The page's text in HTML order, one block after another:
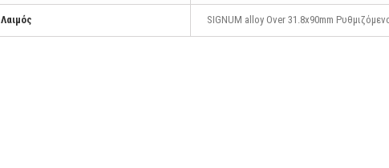
Λαιμός SIGNUM alloy Over 31.8x90mm